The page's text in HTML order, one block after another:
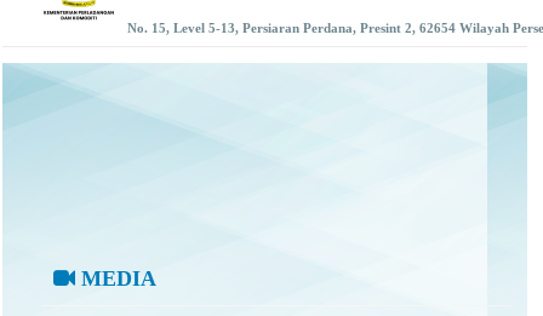
No. 15, Level 5-13, Persiaran Perdana, Presint 2, 62654 Wilayah
MEDIA